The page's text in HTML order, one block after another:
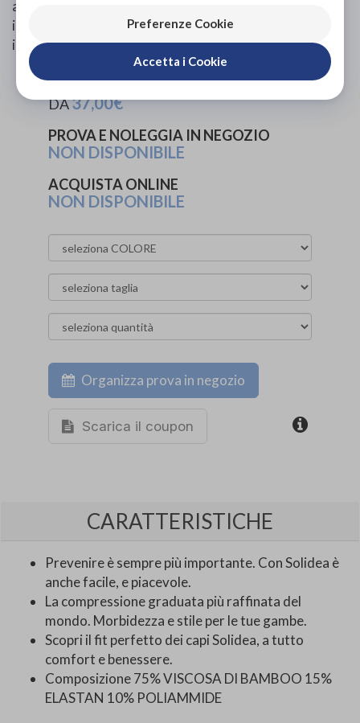
all’utilizzo del dispositivo se utilizzato secondo le
istruzioni per l’uso. Non utilizzare in caso di
ipersensibilità ai componenti riportati sull’astuccio.
PROVA E ACQUISTA IN NEGOZIO
DA37,00€
PROVA E NOLEGGIA IN NEGOZIO
NON DISPONIBILE
ACQUISTA ONLINE
NON DISPONIBILE
Organizza prova in negozio
Scarica il coupon
CARATTERISTICHE
Prevenire è sempre più importante. Con Solidea è
anche facile, e piacevole.
La compressione graduata più raffinata del
mondo. Morbidezza e stile per le tue gambe.
Scopri il fit perfetto dei capi Solidea, a tutto
comfort e benessere.
Composizione 75% VISCOSA DI BAMBOO 15%
ELASTAN 10% POLIAMMIDE
Preferenze Cookie
Accetta i Cookie